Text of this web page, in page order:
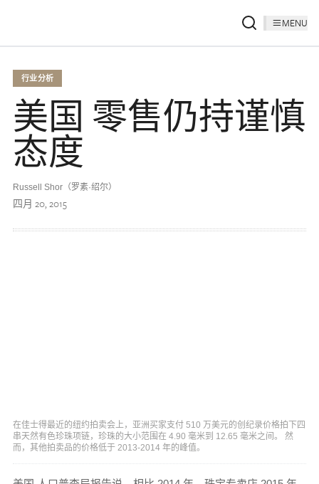
MENU
行业分析
美国 零售仍持谨慎
态度
Russell Shor（罗素·绍尔）
四月 20, 2015
在佳士得最近的纽约拍卖会上，亚洲买家支付 510 万美元的创纪录价格拍下四
串天然有色珍珠项链，珍珠的大小范围在 4.90 毫米到 12.65 毫米之间。 然
而，其他拍卖品的价格低于 2013-2014 年的峰值。